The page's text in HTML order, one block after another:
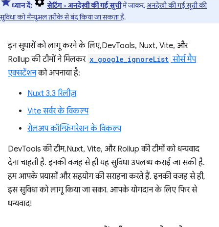
ध्यान दें: सेटिंग>अनदेखी की गई सूचीमें जाकर, अनदेखी की गई सूची की
सुविधा को मैन्युअल तरीके से बंद किया जा सकता है.
इन सुधारों को लागू करने के लिए, DevTools, Nuxt, Vite, और
Rollup की टीमों ने मिलकर x_google_ignoreList सोर्स मैप
एक्सटेंशनको अपनाया है:
Nuxt 3.3 रिलीज़
Vite सर्वर के विकल्प
रोलअप कॉन्फ़िगरेशन के विकल्प
DevTools की टीम, Nuxt, Vite, और Rollup की टीमों को धन्यवाद
देना चाहती है. इनकी वजह से ही यह सुविधा उपलब्ध कराई जा सकी है.
हम आपके प्रयासों और सहयोग की सराहना करते हैं. इनकी वजह से ही,
इस सुविधा को लागू किया जा सका. आपके योगदान के लिए फिर से
धन्यवाद!